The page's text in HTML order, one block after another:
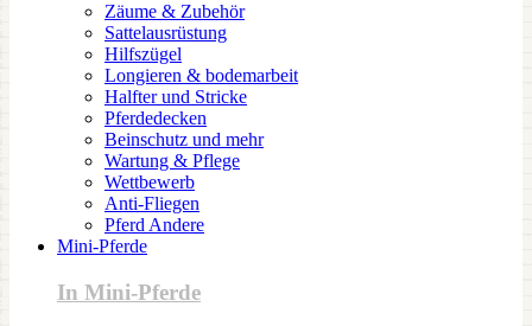
Zäume & Zubehör
Sattelausrüstung
Hilfszügel
Longieren & bodemarbeit
Halfter und Stricke
Pferdedecken
Beinschutz und mehr
Wartung & Pflege
Wettbewerb
Anti-Fliegen
Pferd Andere
Mini-Pferde
In Mini-Pferde